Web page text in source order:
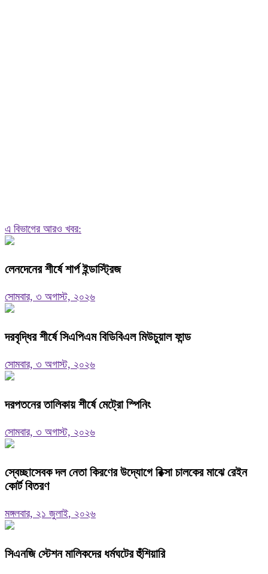
এ বিভাগের আরও খবর:
লেনদেনের শীর্ষে শার্প ইন্ডাস্ট্রিজ
সোমবার, ৩ অগাস্ট, ২০২৬
দরবৃদ্ধির শীর্ষে সিএপিএম বিডিবিএল মিউচুয়াল ফান্ড
সোমবার, ৩ অগাস্ট, ২০২৬
দরপতনের তালিকায় শীর্ষে মেট্রো স্পিনিং
সোমবার, ৩ অগাস্ট, ২০২৬
স্বেচ্ছাসেবক দল নেতা কিরণের উদ্যোগে রিক্সা চালকের মাঝে রেইন
কোর্ট বিতরণ
মঙ্গলবার, ২১ জুলাই, ২০২৬
সিএনজি স্টেশন মালিকদের ধর্মঘটের হুঁশিয়ারি